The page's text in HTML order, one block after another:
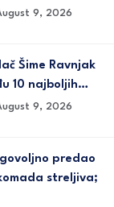
9, 2026
Šime Ravnjak
10 najboljih…
9, 2026
predao
streljiva;